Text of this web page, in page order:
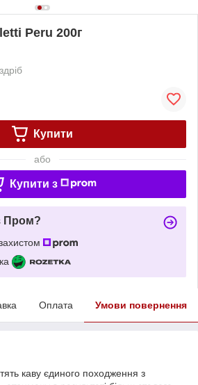
Peru 200г
Купити
або
Купити з
Пром?
Оплата Умови повернення
каву єдиного походження з